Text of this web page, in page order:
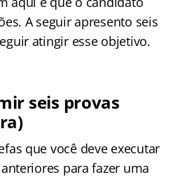
A seguir apresento seis
atingir esse objetivo.
seis provas
que você deve executar
para fazer uma